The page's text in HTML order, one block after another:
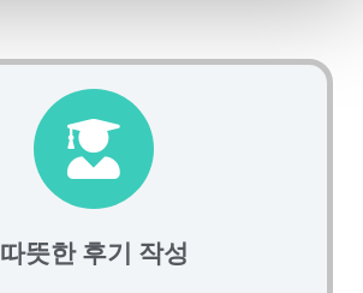
따뜻한 후기 작성